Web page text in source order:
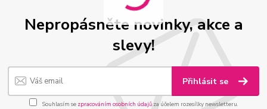
Nepropásněte novinky, akce a
slevy!
Přihlásit se
Souhlasím se zpracováním osobních údajůza účelem rozesílky newsletteru.